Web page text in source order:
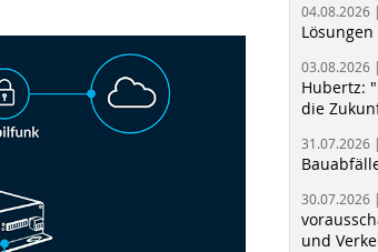
04.08.2026 |
03.08.2026 |
Hubertz:
die
31.07.2026 |
30.07.2026 |
und